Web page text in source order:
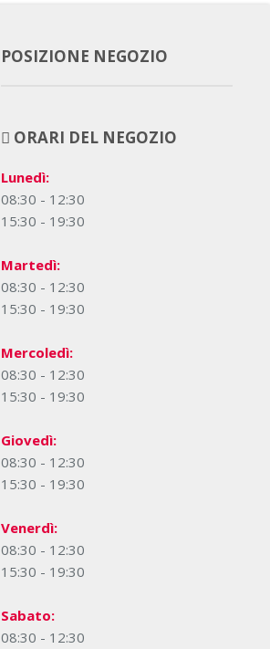
POSIZIONE NEGOZIO
ORARI DEL NEGOZIO
Lunedì:
08:30 - 12:30
15:30 - 19:30
Martedì:
08:30 - 12:30
15:30 - 19:30
Mercoledì:
08:30 - 12:30
15:30 - 19:30
Giovedì:
08:30 - 12:30
15:30 - 19:30
Venerdì:
08:30 - 12:30
15:30 - 19:30
Sabato:
08:30 - 12:30